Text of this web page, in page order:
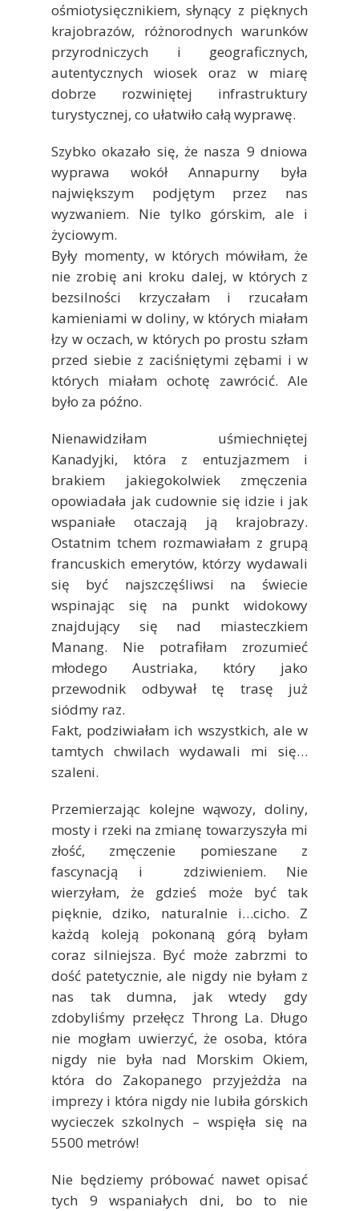
ośmiotysięcznikiem, słynący z pięknych
krajobrazów, różnorodnych warunków
przyrodniczych i geograficznych,
autentycznych wiosek oraz w miarę
dobrze rozwiniętej infrastruktury
turystycznej, co ułatwiło całą wyprawę.
Szybko okazało się, że nasza 9 dniowa
wyprawa wokół Annapurny była
największym podjętym przez nas
wyzwaniem. Nie tylko górskim, ale i
życiowym.
Były momenty, w których mówiłam, że
nie zrobię ani kroku dalej, w których z
bezsilności krzyczałam i rzucałam
kamieniami w doliny, w których miałam
łzy w oczach, w których po prostu szłam
przed siebie z zaciśniętymi zębami i w
których miałam ochotę zawrócić. Ale
było za późno.
Nienawidziłam uśmiechniętej
Kanadyjki, która z entuzjazmem i
brakiem jakiegokolwiek zmęczenia
opowiadała jak cudownie się idzie i jak
wspaniałe otaczają ją krajobrazy.
Ostatnim tchem rozmawiałam z grupą
francuskich emerytów, którzy wydawali
się być najszczęśliwsi na świecie
wspinając się na punkt widokowy
znajdujący się nad miasteczkiem
Manang. Nie potrafiłam zrozumieć
młodego Austriaka, który jako
przewodnik odbywał tę trasę już
siódmy raz.
Fakt, podziwiałam ich wszystkich, ale w
tamtych chwilach wydawali mi się…
szaleni.
Przemierzając kolejne wąwozy, doliny,
mosty i rzeki na zmianę towarzyszyła mi
złość, zmęczenie pomieszane z
fascynacją i zdziwieniem. Nie
wierzyłam, że gdzieś może być tak
pięknie, dziko, naturalnie i…cicho. Z
każdą koleją pokonaną górą byłam
coraz silniejsza. Być może zabrzmi to
dość patetycznie, ale nigdy nie byłam z
nas tak dumna, jak wtedy gdy
zdobyliśmy przełęcz Throng La. Długo
nie mogłam uwierzyć, że osoba, która
nigdy nie była nad Morskim Okiem,
która do Zakopanego przyjeżdża na
imprezy i która nigdy nie lubiła górskich
wycieczek szkolnych – wspięła się na
5500 metrów!
Nie będziemy próbować nawet opisać
tych 9 wspaniałych dni, bo to nie